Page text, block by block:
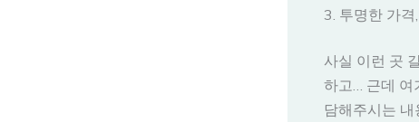
3. 투명한 가
사실 이런 곳
하고… 근데 여
담해주시는